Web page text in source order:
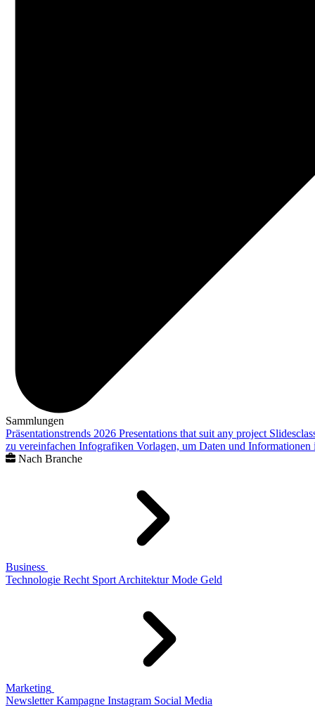
Sammlungen
Präsentationstrends 2026 Presentations that suit any project
zu vereinfachen Infografiken Vorlagen, um Daten und
Nach Branche
Business
Technologie Recht Sport Architektur Mode Geld
Marketing
Newsletter Kampagne Instagram Social Media